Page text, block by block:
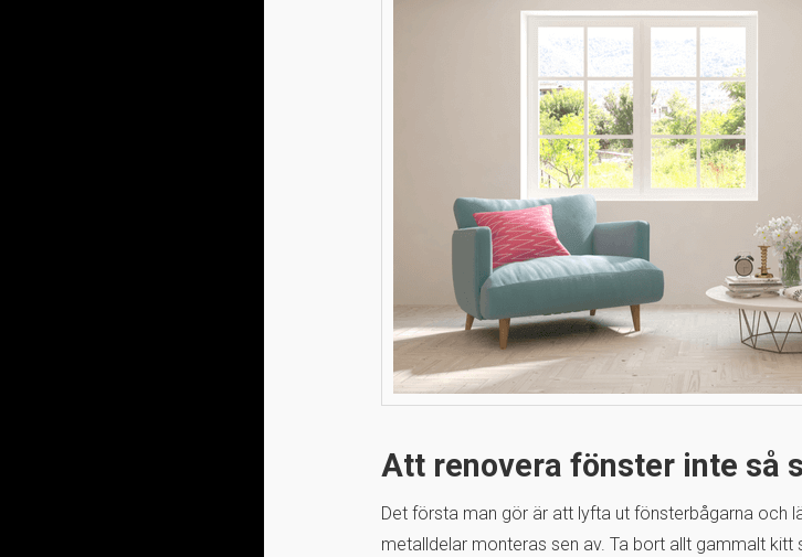
Att renovera fönster inte så
Det första man gör är att lyfta ut fönsterbågarna och
metalldelar monteras sen av. Ta bort allt gammalt